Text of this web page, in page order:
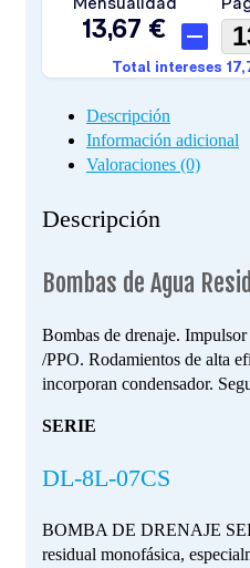
Descripción
Información adicional
Valoraciones (0)
Descripción
Bombas de Agua
Bombas de drenaje.
/PPO. Rodamientos de alta
incorporan condensador.
SERIE
DL-8L-07CS
BOMBA DE DRENAJE
residual monofásica,